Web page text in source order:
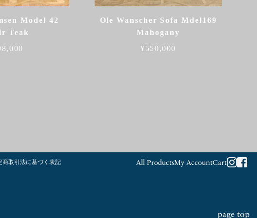
Model 42
Teak
Ole Wanscher Sofa Mdel169
Mahogany
¥550,000
page top
商取引法に基づく表記 All ProductsMy AccountCart